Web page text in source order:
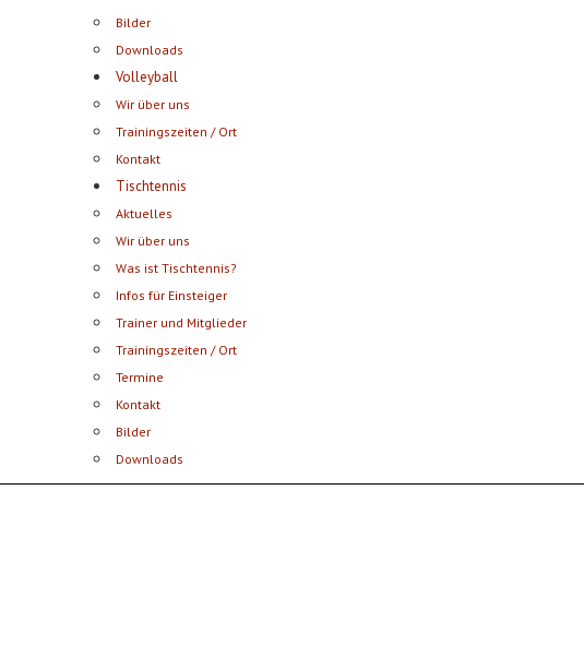
Bilder
Downloads
Volleyball
Wir über uns
Trainingszeiten / Ort
Kontakt
Tischtennis
Aktuelles
Wir über uns
Was ist Tischtennis?
Infos für Einsteiger
Trainer und Mitglieder
Trainingszeiten / Ort
Termine
Kontakt
Bilder
Downloads